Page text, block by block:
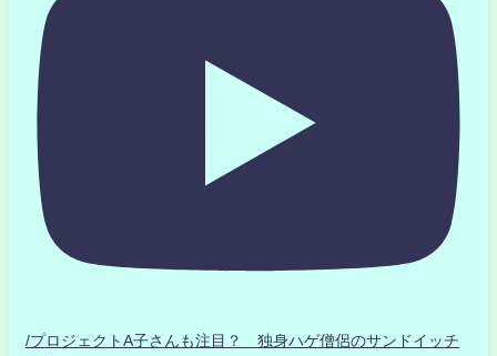
/プロジェクトA子さんも注目？ 独身ハゲ僧侶のサンドイッチ